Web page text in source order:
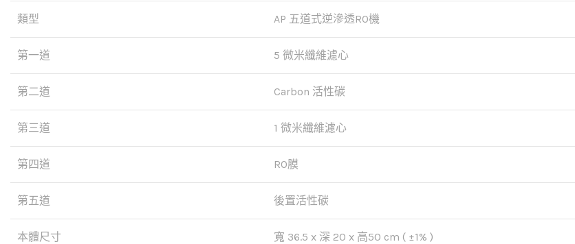
類型 AP 五道式逆滲透RO機
第一道 5 微米纖維濾心
第二道 Carbon 活性碳
第三道 1 微米纖維濾心
第四道 RO膜
第五道 後置活性碳
本體尺寸 寬 36.5 x 深 20 x 高50 cm ( ±1% )